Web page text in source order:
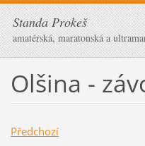
Standa Prokeš
amatérská, maratonská a
Olšina -
Předchozí